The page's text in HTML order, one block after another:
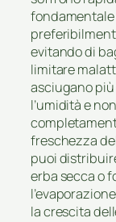
fondamentale
evitando di
limitare
asciugano
l’umidità e
freschezza
puoi
erba secca o
la crescita